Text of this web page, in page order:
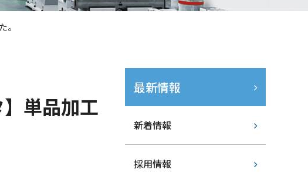
。
】単品加工
最新情報
新着情報
採用情報